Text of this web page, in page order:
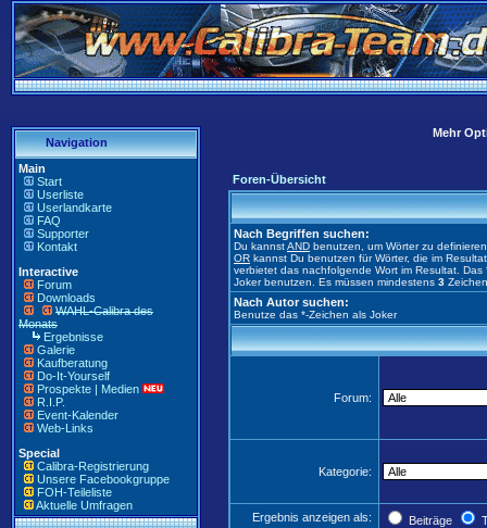
Navigation
Main
Start
Userliste
Userlandkarte
FAQ
Supporter
Kontakt
Interactive
Forum
Downloads
WAHL-Calibra des
Monats
Ergebnisse
Galerie
Kaufberatung
Do-It-Yourself
Prospekte | Medien
R.I.P.
Event-Kalender
Web-Links
Special
Calibra-Registrierung
Unsere Facebookgruppe
FOH-Teileliste
Aktuelle Umfragen
Mehr
Foren-Übersicht
Nach Begriffen suchen:
Du kannstAND benutzen, um Wörter zu
OR kannst Du benutzen für Wörter, die im
verbietet das nachfolgende Wort im Resultat. Das
Joker benutzen. Es müssen mindestens 3
Nach Autor suchen:
Benutze das *-Zeichen als Joker
Forum:
Kategorie:
Ergebnis anzeigen als: Beiträge